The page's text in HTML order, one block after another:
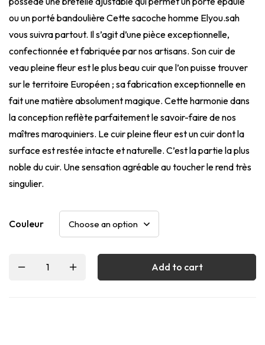
ou un porté bandoulière Cette sacoche homme Elyou.sah
vous suivra partout. Il s’agit d’une pièce exceptionnelle,
confectionnée et fabriquée par nos artisans. Son cuir de
veau pleine fleur est le plus beau cuir que l’on puisse trouver
sur le territoire Européen ; sa fabrication exceptionnelle en
fait une matière absolument magique. Cette harmonie dans
la conception reflète parfaitement le savoir-faire de nos
maîtres maroquiniers. Le cuir pleine fleur est un cuir dont la
surface est restée intacte et naturelle. C’est la partie la plus
noble du cuir. Une sensation agréable au toucher le rend très
singulier.
Couleur
Add to cart